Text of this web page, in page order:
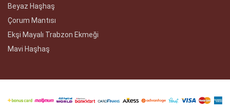
Beyaz Haşhaş
Çorum Mantısı
Ekşi Mayalı Trabzon Ekmeği
Mavi Haşhaş